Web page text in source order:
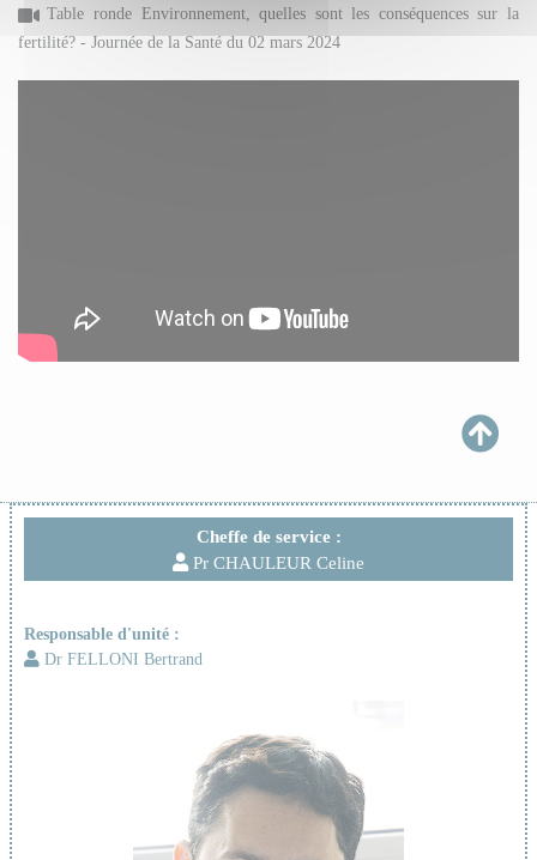
Cheffe de service :
Pr CHAULEUR Celine
Responsable d'unité :
Dr FELLONI Bertrand
Table ronde Environnement, quelles sont les conséquences sur la
fertilité? - Journée de la Santé du 02 mars 2024